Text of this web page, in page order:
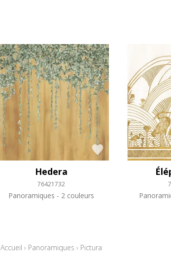
Hedera
76421732
Panoramiques 2 couleurs
Accueil › Panoramiques › Pictura